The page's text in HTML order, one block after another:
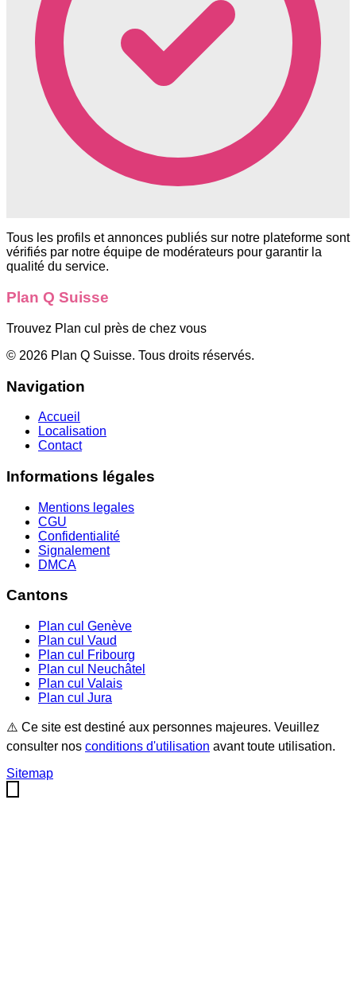
Tous les profils et annonces publiés sur notre plateforme sont
vérifiés par notre équipe de modérateurs pour garantir la
qualité du service.
Plan Q Suisse
Trouvez Plan cul près de chez vous
© 2026 Plan Q Suisse. Tous droits réservés.
Navigation
Accueil
Localisation
Contact
Informations légales
Mentions legales
CGU
Confidentialité
Signalement
DMCA
Cantons
Plan cul Genève
Plan cul Vaud
Plan cul
Fribourg
Plan cul
Neuchâtel
Plan cul Valais
Plan cul Jura
⚠️ Ce site est destiné aux personnes majeures. Veuillez
consulter nos conditions d'utilisation avant toute utilisation.
Sitemap